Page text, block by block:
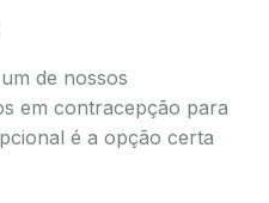
de nossos
em contracepção para
é a opção certa